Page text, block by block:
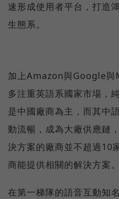
速形成使用者平台，打造
生態系。
加上Amazon與Google
多注重英語系國家市場，
是中國廠商為主，而其中
動流暢，成為大廠供應鏈
決方案的廠商並不超過10
商能提供相關的解決方案。
在第一梯隊的語音互動知